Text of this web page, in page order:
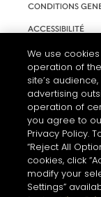
CONDITIONS
ACCESSIBILITÉ
PARAMÈTRES DES
L'ABUS
We use
operation of
site’s
advertising
operation of
you agree to
Privacy Policy.
“Reject All
cookies, click
modify your
Settings”